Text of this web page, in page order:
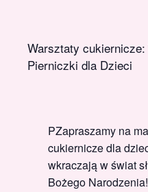
Warsztaty
Pierniczki dla Dzieci
PZapraszamy na
cukiernicze dla
wkraczają w świat
Bożego Narodzenia!